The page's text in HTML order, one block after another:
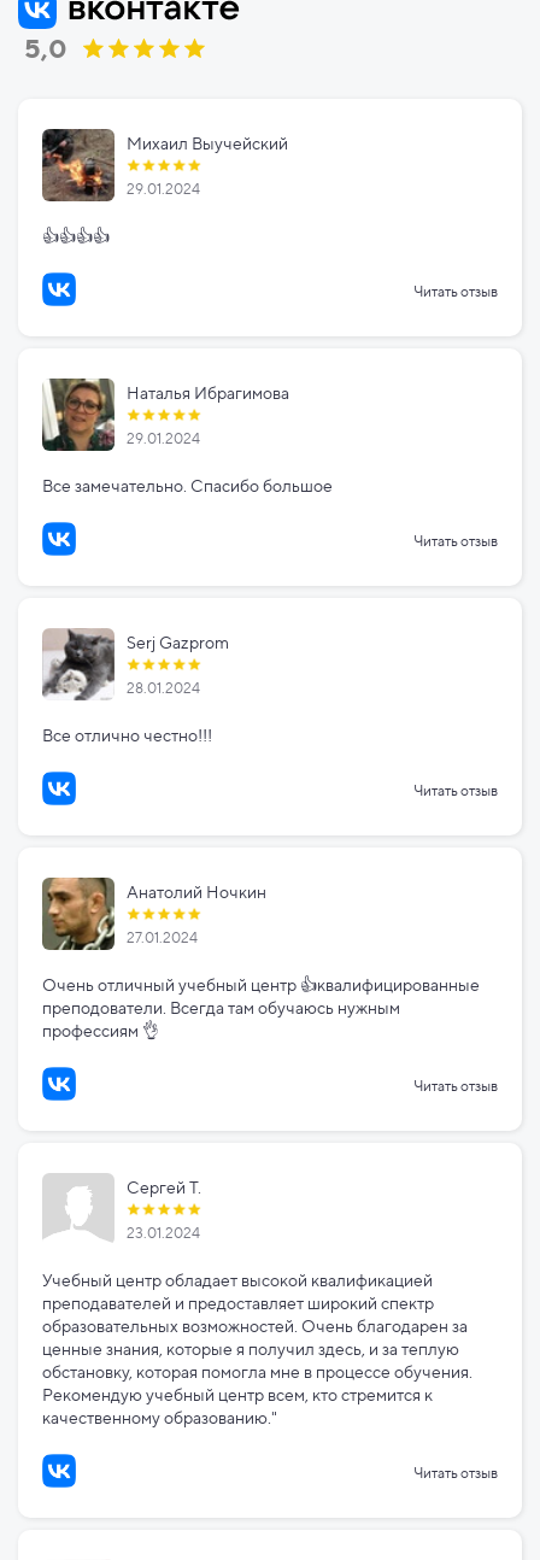
5,0
Михаил Выучейский
29.01.2024
👍👍👍👍
Читать отзыв
Наталья Ибрагимова
29.01.2024
Все замечательно. Спасибо большое
Читать отзыв
Serj Gazprom
28.01.2024
Все отлично честно!!!
Читать отзыв
Анатолий Ночкин
27.01.2024
Очень отличный учебный центр 👍квалифицированные
преподователи. Всегда там обучаюсь нужным
профессиям 👌
Читать отзыв
Сергей Т.
23.01.2024
Учебный центр обладает высокой квалификацией
преподавателей и предоставляет широкий спектр
образовательных возможностей. Очень благодарен за
ценные знания, которые я получил здесь, и за теплую
обстановку, которая помогла мне в процессе обучения.
Рекомендую учебный центр всем, кто стремится к
качественному образованию."
Читать отзыв